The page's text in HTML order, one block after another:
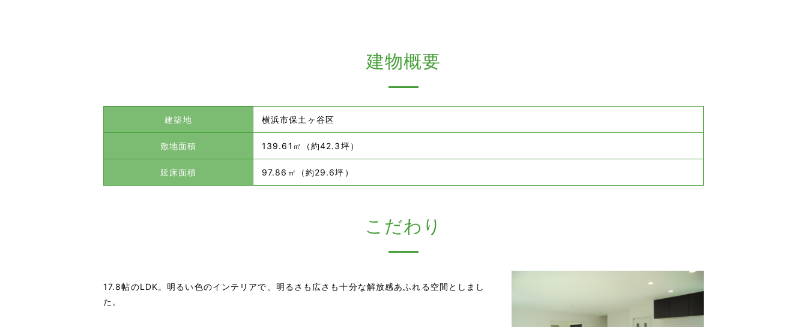
建物概要
建築地 横浜市保土ヶ谷区
敷地面積 139.61㎡（約42.3坪）
延床面積 97.86㎡（約29.6坪）
こだわり
17.8帖のLDK。明るい色のインテリアで、明るさも広さも十分な解放感あふれる空間としまし
た。